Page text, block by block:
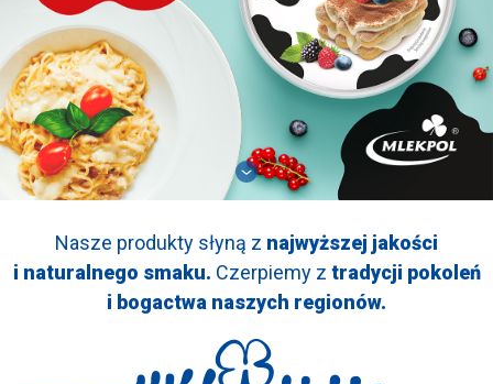
Nasze produkty słyną z najwyższej jakości
i naturalnego smaku. Czerpiemy z tradycji pokoleń
i bogactwa naszych regionów.